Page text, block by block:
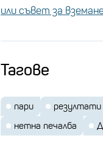
или съвет за
Тагове
пари резултати
нетна печалба